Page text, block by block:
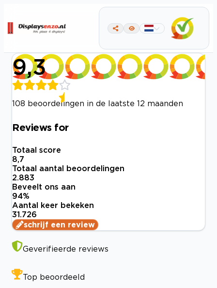
9,3
108 beoordelingen in de laatste 12 maanden
Reviews for
Totaal score
8,7
Totaal aantal beoordelingen
2.883
Beveelt ons aan
94%
Aantal keer bekeken
31.726
schrijf een review
Geverifieerde reviews
Top beoordeeld